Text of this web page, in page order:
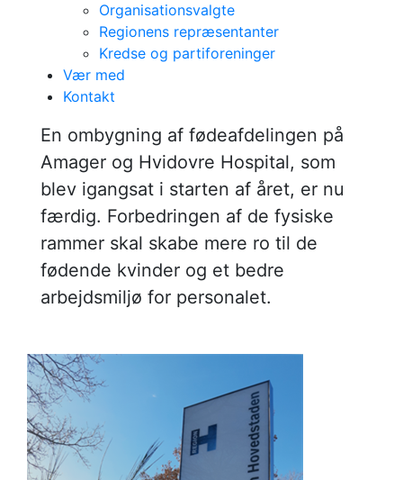
Organisationsvalgte
Regionens repræsentanter
Kredse og partiforeninger
Vær med
Kontakt
Moderniseret
fødested giver
bedre rammer for
fødende og
personale
​En ombygning af fødeafdelingen på
Amager og Hvidovre Hospital, som
blev igangsat i starten af året, er nu
færdig. Forbedringen af de fysiske
rammer skal skabe mere ro til de
fødende kvinder og et bedre
arbejdsmiljø for personalet.